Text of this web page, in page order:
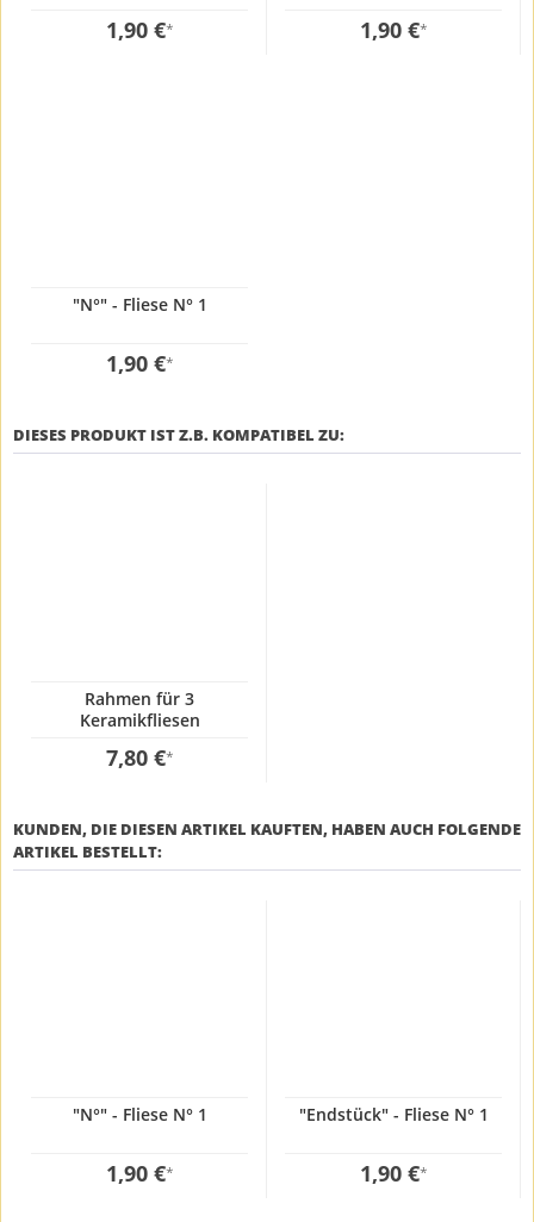
1,90 €* 1,90 €*
"N°" - Fliese N° 1
1,90 €*
DIESES PRODUKT IST Z.B. KOMPATIBEL ZU:
Rahmen für 3
Keramikfliesen
7,80 €*
KUNDEN, DIE DIESEN ARTIKEL KAUFTEN, HABEN AUCH FOLGENDE
ARTIKEL BESTELLT:
"N°" - Fliese N° 1
1,90 €*
"Endstück" - Fliese N° 1
1,90 €*